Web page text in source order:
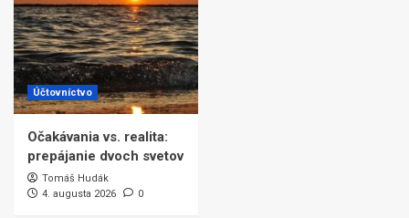
Účtovníctvo
Očakávania vs. realita:
prepájanie dvoch svetov
Tomáš Hudák
4. augusta 2026
0